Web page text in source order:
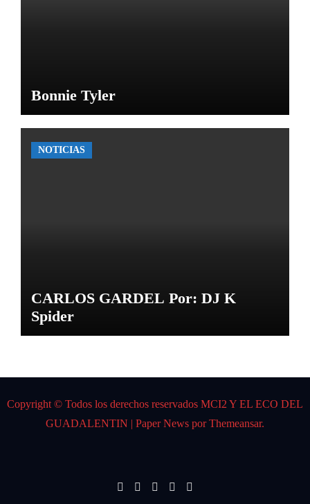
Bonnie Tyler
NOTICIAS
CARLOS GARDEL Por: DJ K
Spider
Copyright © Todos los derechos reservados MCI2 Y EL ECO DEL
GUADALENTIN | Paper News porThemeansar.